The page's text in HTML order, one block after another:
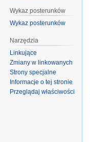
Wykaz posterunków
Wykaz posterunków
Narzędzia
Linkujące
Zmiany w linkowanych
Strony specjalne
Informacje o tej stronie
Przeglądaj właściwości